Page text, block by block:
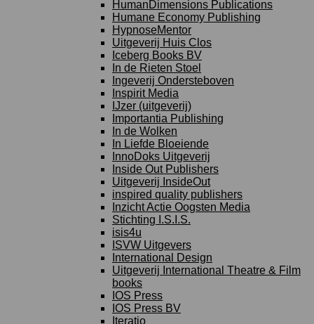
HumanDimensions Publications
Humane Economy Publishing
HypnoseMentor
Uitgeverij Huis Clos
Iceberg Books BV
In de Rieten Stoel
Ingeverij Ondersteboven
Inspirit Media
IJzer (uitgeverij)
Importantia Publishing
In de Wolken
In Liefde Bloeiende
InnoDoks Uitgeverij
Inside Out Publishers
Uitgeverij InsideOut
inspired quality publishers
Inzicht Actie Oogsten Media
Stichting I.S.I.S.
isis4u
ISVW Uitgevers
International Design
Uitgeverij International Theatre & Film
books
IOS Press
IOS Press BV
Iteratio